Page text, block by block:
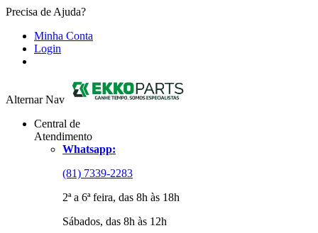
Precisa de Ajuda?
Minha Conta
Login
Alternar Nav
Central de
Atendimento
Whatsapp:
(81) 7339-2283
2ª a 6ª feira, das 8h às 18h
Sábados, das 8h às 12h